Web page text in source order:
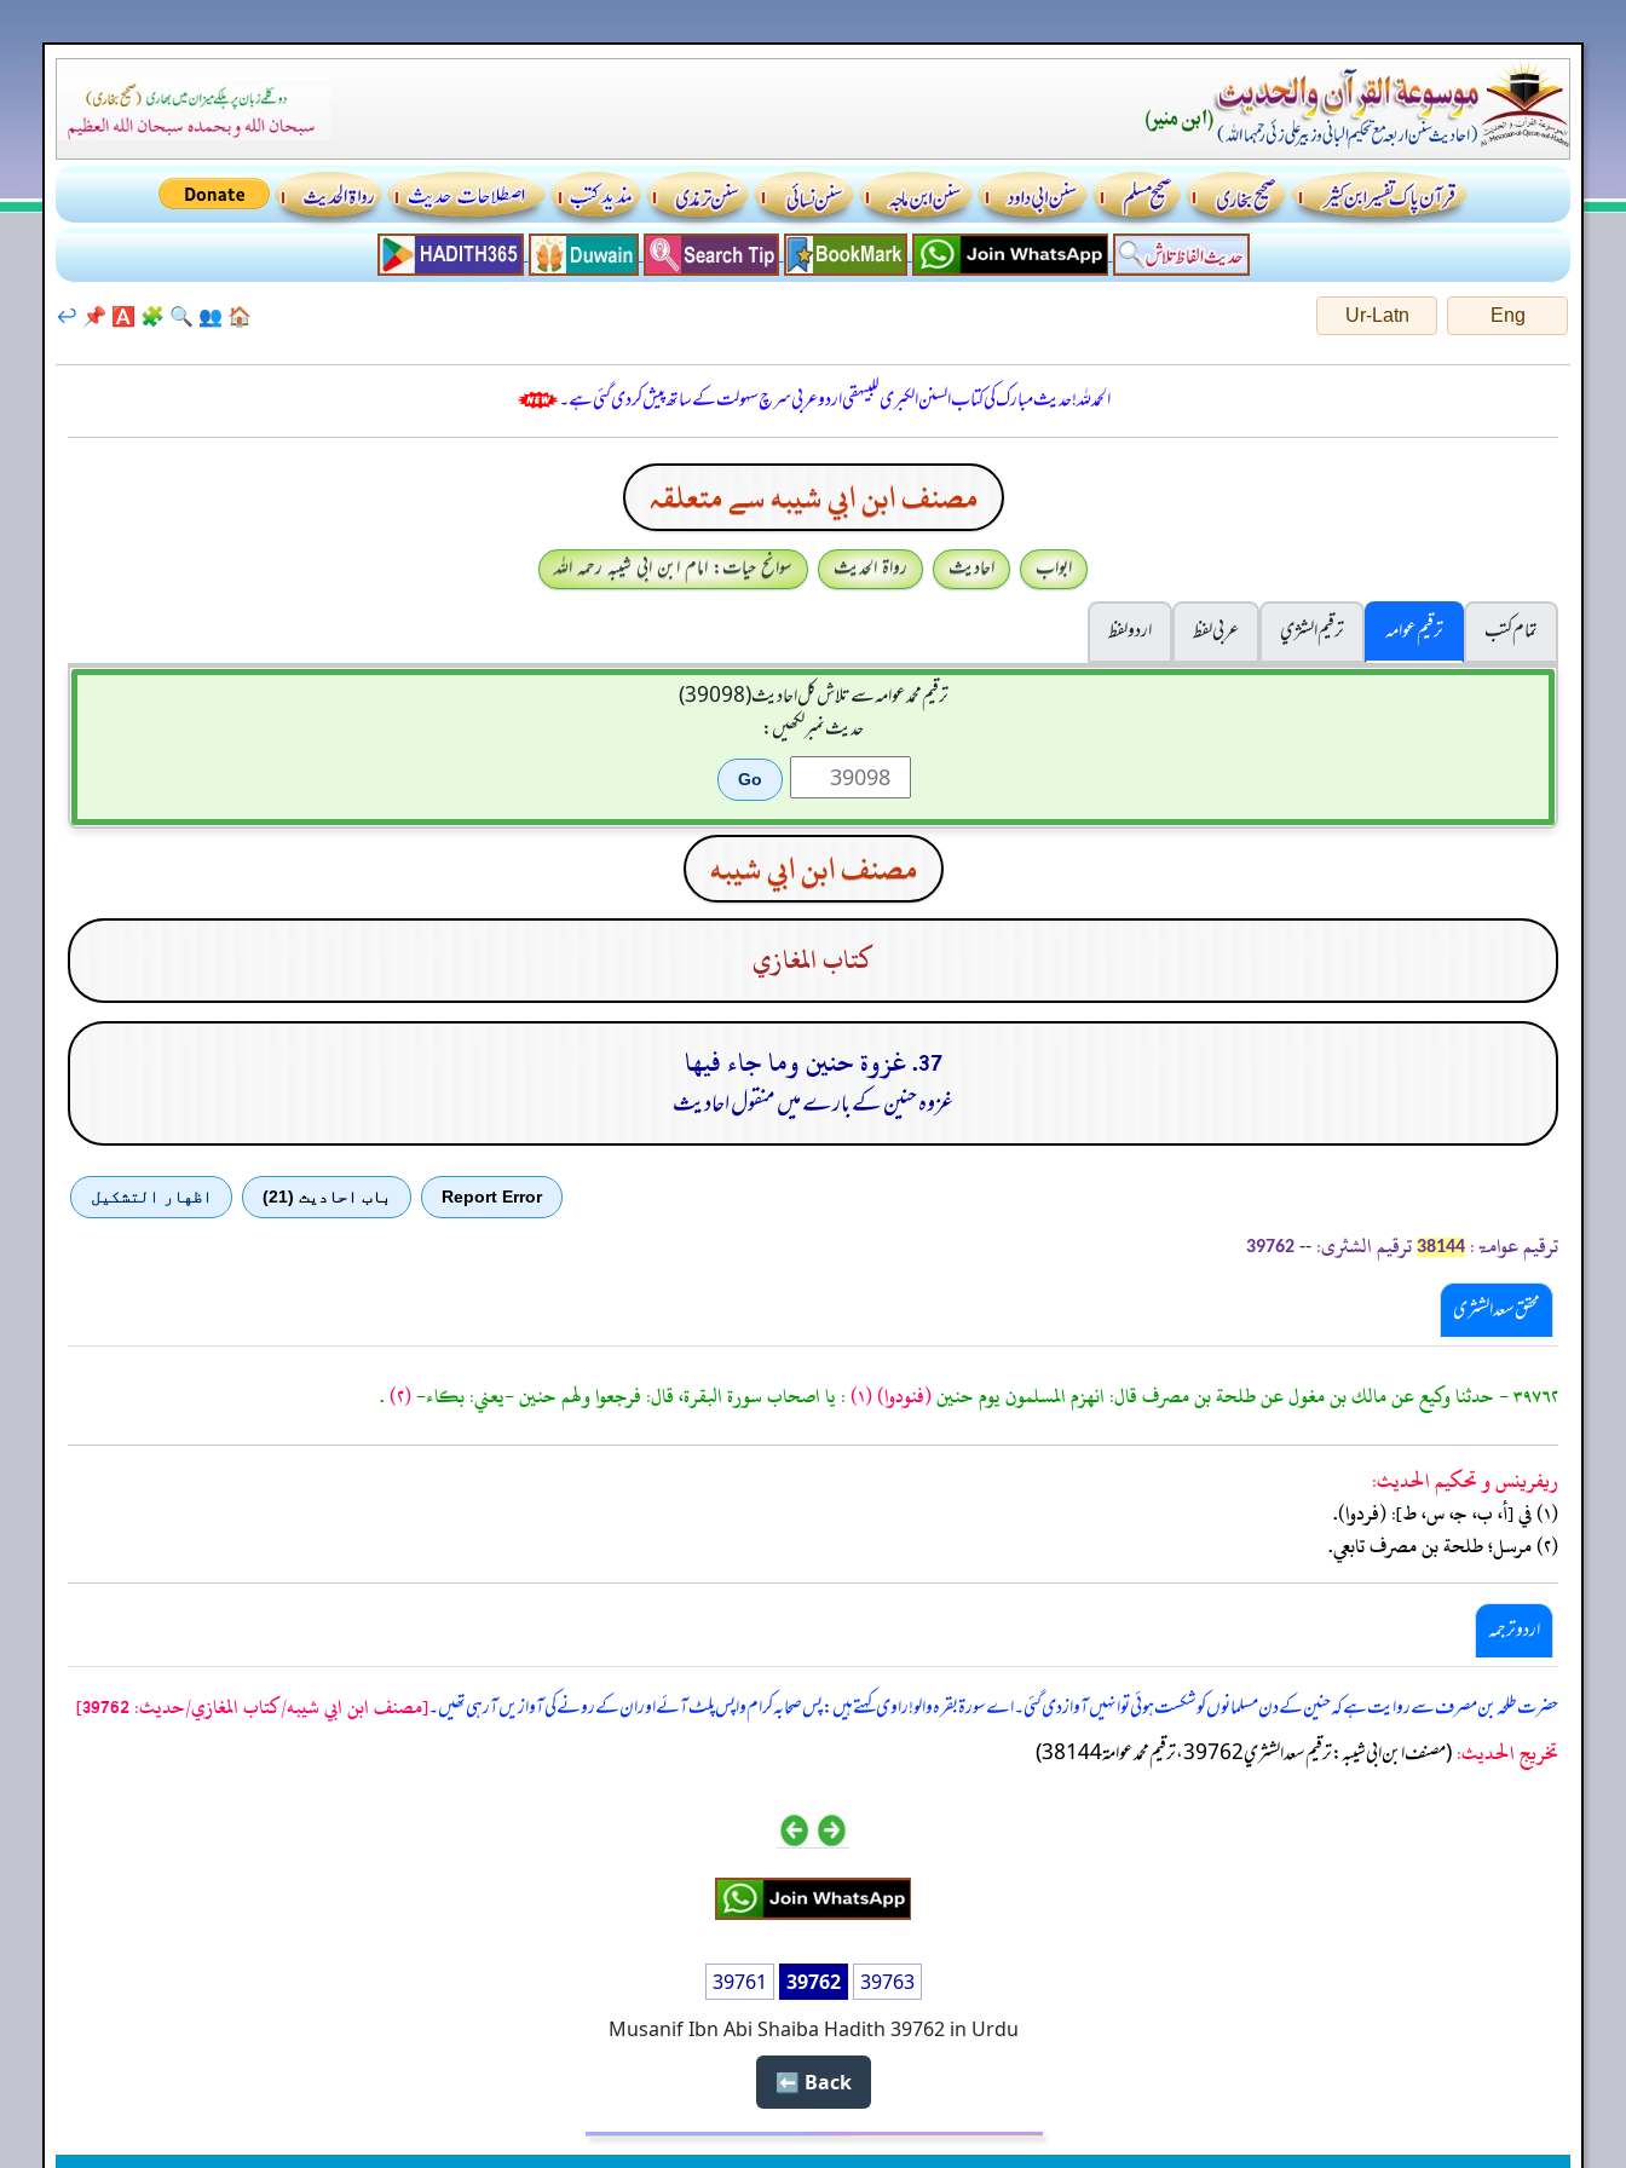
Eng
Ur-Latn
🏠
👥
🔍
🧩
🅰️
📌
↩️
الحمدللہ! حدیث مبارک کی کتاب السنن الكبرى للبيهقي اردو عربی سرچ سہولت کے ساتھ پیش کر دی گئی ہے۔
مصنف ابن ابي شيبه سے متعلقہ
ابواب احادیث رواۃ الحدیث
سوانح حیات: امام ابن ابی شیبہ رحمہ اللہ
تمام کتب
ترقیم عوامہ ترقيم الشژي عربی لفظ
اردو لفظ
ترقیم محمدعوامہ سے تلاش کل احادیث (39098)
حدیث نمبر لکھیں:
مصنف ابن ابي شيبه
كتاب المغازي
37. غزوة حنين وما جاء فيها
غزوہ حنین کے بارے میں منقول احادیث
Report Error باب احادیث (21) اظهار التشكيل
ترقیم عوامۃ: 38144 ترقیم الشثری: --
39762
محقق سعد الشثری
٣٩٧٦٢ - حدثنا وكيع عن مالك بن مغول عن طلحة بن مصرف قال: انهزم المسلمون يوم حنين (فنودوا)(١) : يا اصحاب سورة البقرة، قال: فرجعوا ولهم حنين -يعني: بكاء-(٢) .
ريفرينس و تحكيم الحدیث:
(١) في [أ، ب، جـ، س، ط]: (فردوا).
(٢) مرسل؛ طلحة بن مصرف تابعي.
اردو ترجمہ
حضرت طلحہ بن مصرف سے روایت ہے کہ حنین کے دن مسلمانوں کو شکست ہوئی تو انہیں آواز دی گئی۔ اے سورة بقرہ والو! راوی کہتے ہیں: پس صحابہ کرام واپس پلٹ آئے اور ان کے رونے کی آوازیں آرہی تھیں۔[مصنف ابن ابي شيبه/كتاب المغازي/حدیث: 39762]
تخریج الحدیث:(مصنف ابن ابي شيبه: ترقيم سعد الشثري 39762، ترقيم محمد عوامة 38144)
39761 39762
39763
Musanif Ibn Abi Shaiba Hadith 39762 in Urdu
Back ⬅️